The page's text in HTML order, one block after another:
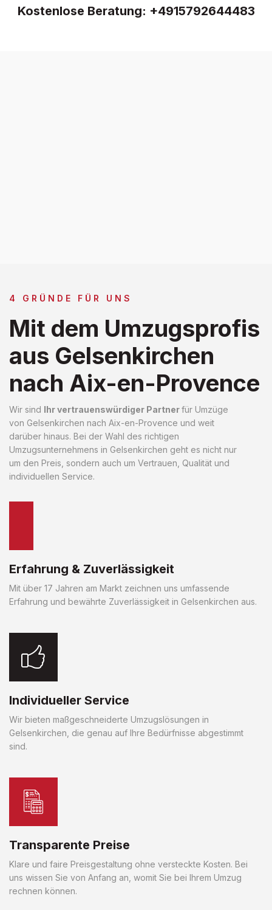
Kostenlose Beratung: +4915792644483
4 GRÜNDE FÜR UNS
Mit dem Umzugsprofis
aus Gelsenkirchen
nach Aix-en-Provence
Wir sind Ihr vertrauenswürdiger Partnerfür Umzüge
von Gelsenkirchen nach Aix-en-Provence und weit
darüber hinaus. Bei der Wahl des richtigen
Umzugsunternehmens in Gelsenkirchen geht es nicht nur
um den Preis, sondern auch um Vertrauen, Qualität und
individuellen Service.
Erfahrung & Zuverlässigkeit
Mit über 17 Jahren am Markt zeichnen uns umfassende
Erfahrung und bewährte Zuverlässigkeit in Gelsenkirchen aus.
Individueller Service
Wir bieten maßgeschneiderte Umzugslösungen in
Gelsenkirchen, die genau auf Ihre Bedürfnisse abgestimmt
sind.
Transparente Preise
Klare und faire Preisgestaltung ohne versteckte Kosten. Bei
uns wissen Sie von Anfang an, womit Sie bei Ihrem Umzug
rechnen können.